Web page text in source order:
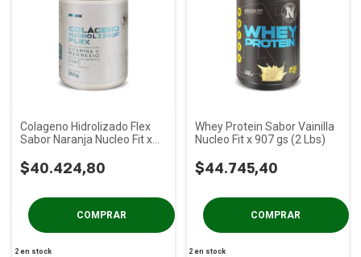
Colageno Hidrolizado Flex
Sabor Naranja Nucleo Fit x
$40.424,80
2en stock
Whey Protein Sabor Vainilla
Nucleo Fit x 907 gs (2 Lbs)
$44.745,40
2 en stock